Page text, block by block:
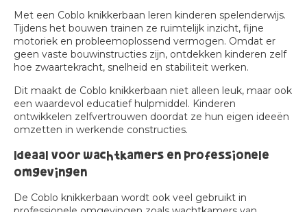
Met een Coblo knikkerbaan leren kinderen spelenderwijs.
Tijdens het bouwen trainen ze ruimtelijk inzicht, fijne
motoriek en probleemoplossend vermogen. Omdat er
geen vaste bouwinstructies zijn, ontdekken kinderen zelf
hoe zwaartekracht, snelheid en stabiliteit werken.
Dit maakt de Coblo knikkerbaan niet alleen leuk, maar ook
een waardevol educatief hulpmiddel. Kinderen
ontwikkelen zelfvertrouwen doordat ze hun eigen ideeën
omzetten in werkende constructies.
Ideaal voor wachtkamers en professionele
omgevingen
De Coblo knikkerbaan wordt ook veel gebruikt in